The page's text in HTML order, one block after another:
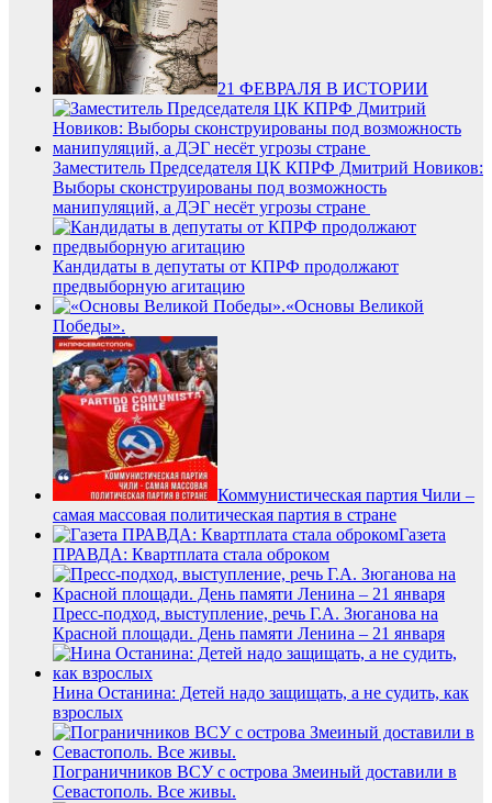
21 ФЕВРАЛЯ В ИСТОРИИ
Заместитель Председателя ЦК КПРФ Дмитрий Новиков:
Выборы сконструированы под возможность
манипуляций, а ДЭГ несёт угрозы стране
Кандидаты в депутаты от КПРФ продолжают
предвыборную агитацию
«Основы Великой
Победы».
Коммунистическая партия Чили –
самая массовая политическая партия в стране
Газета
ПРАВДА: Квартплата стала оброком
Пресс-подход, выступление, речь Г.А. Зюганова на
Красной площади. День памяти Ленина – 21 января
Нина Останина: Детей надо защищать, а не судить, как
взрослых
Пограничников ВСУ с острова Змеиный доставили в
Севастополь. Все живы.